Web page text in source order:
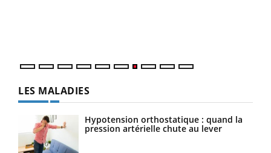
LES MALADIES
Hypotension orthostatique : quand la
pression artérielle chute au lever